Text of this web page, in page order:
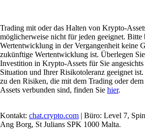
Trading mit oder das Halten von Krypto-
möglicherweise nicht für jeden geeignet. Bitte
Wertentwicklung in der Vergangenheit keine
zukünftige Wertentwicklung ist. Überlegen
Investition in Krypto-Assets für Sie
Situation und Ihrer Risikotoleranz geeignet
zu den Risiken, die mit dem Trading oder
Assets verbunden sind, finden Sie hier.
Kontakt: chat.crypto.com | Büro: Level 7,
Ang Borg, St Julians SPK 1000 Malta.